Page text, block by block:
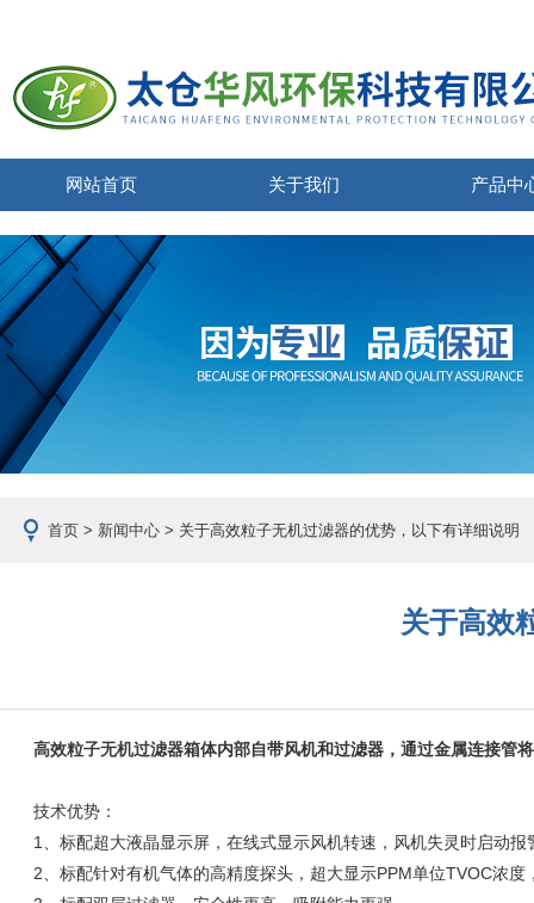
网站首页 关于我们 产品中
首页 > 新闻中心 > 关于高效粒子无机过滤器的优势，以下有详细说明
关于高效
高效粒子无机过滤器箱体内部自带风机和过滤器，通过金属连接管
技术优势：
1、标配超大液晶显示屏，在线式显示风机转速，风机失灵时启动报
2、标配针对有机气体的高精度探头，超大显示PPM单位TVOC浓度